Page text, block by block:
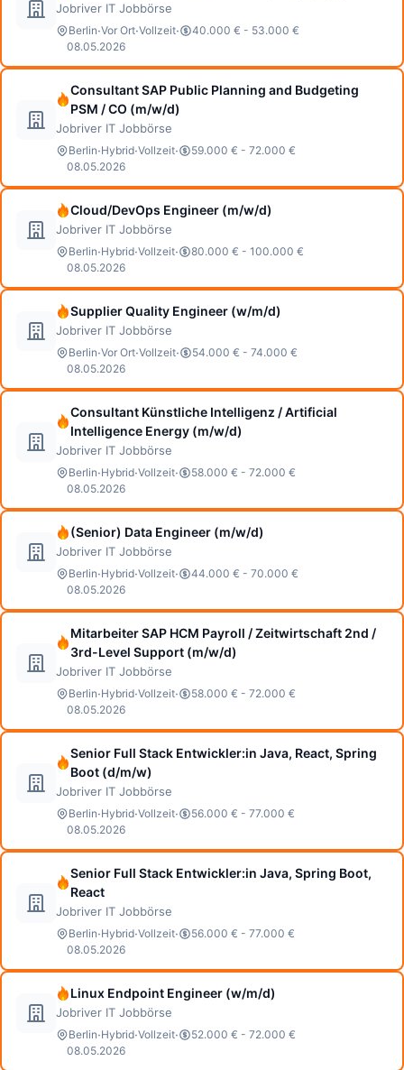
Jobriver IT Jobbörse
Berlin·Vor Ort·Vollzeit·
40.000 € - 53.000 €
08.05.2026
Consultant SAP Public Planning and Budgeting
PSM / CO (m/w/d)
Jobriver IT Jobbörse
Berlin·Hybrid·Vollzeit·
59.000 € - 72.000 €
08.05.2026
Cloud/DevOps Engineer (m/w/d)
Jobriver IT Jobbörse
Berlin·Hybrid·Vollzeit·
80.000 € - 100.000 €
08.05.2026
Supplier Quality Engineer (w/m/d)
Jobriver IT Jobbörse
Berlin·Vor Ort·Vollzeit·
54.000 € - 74.000 €
08.05.2026
Consultant Künstliche Intelligenz / Artificial
Intelligence Energy (m/w/d)
Jobriver IT Jobbörse
Berlin·Hybrid·Vollzeit·
58.000 € - 72.000 €
08.05.2026
(Senior) Data Engineer (m/w/d)
Jobriver IT Jobbörse
Berlin·Hybrid·Vollzeit·
44.000 € - 70.000 €
08.05.2026
Mitarbeiter SAP HCM Payroll / Zeitwirtschaft 2nd /
3rd-Level Support (m/w/d)
Jobriver IT Jobbörse
Berlin·Hybrid·Vollzeit·
58.000 € - 72.000 €
08.05.2026
Senior Full Stack Entwickler:in Java, React, Spring
Boot (d/m/w)
Jobriver IT Jobbörse
Berlin·Hybrid·Vollzeit·
56.000 € - 77.000 €
08.05.2026
Senior Full Stack Entwickler:in Java, Spring Boot,
React
Jobriver IT Jobbörse
Berlin·Hybrid·Vollzeit·
56.000 € - 77.000 €
08.05.2026
Linux Endpoint Engineer (w/m/d)
Jobriver IT Jobbörse
Berlin·Hybrid·Vollzeit·
52.000 € - 72.000 €
08.05.2026